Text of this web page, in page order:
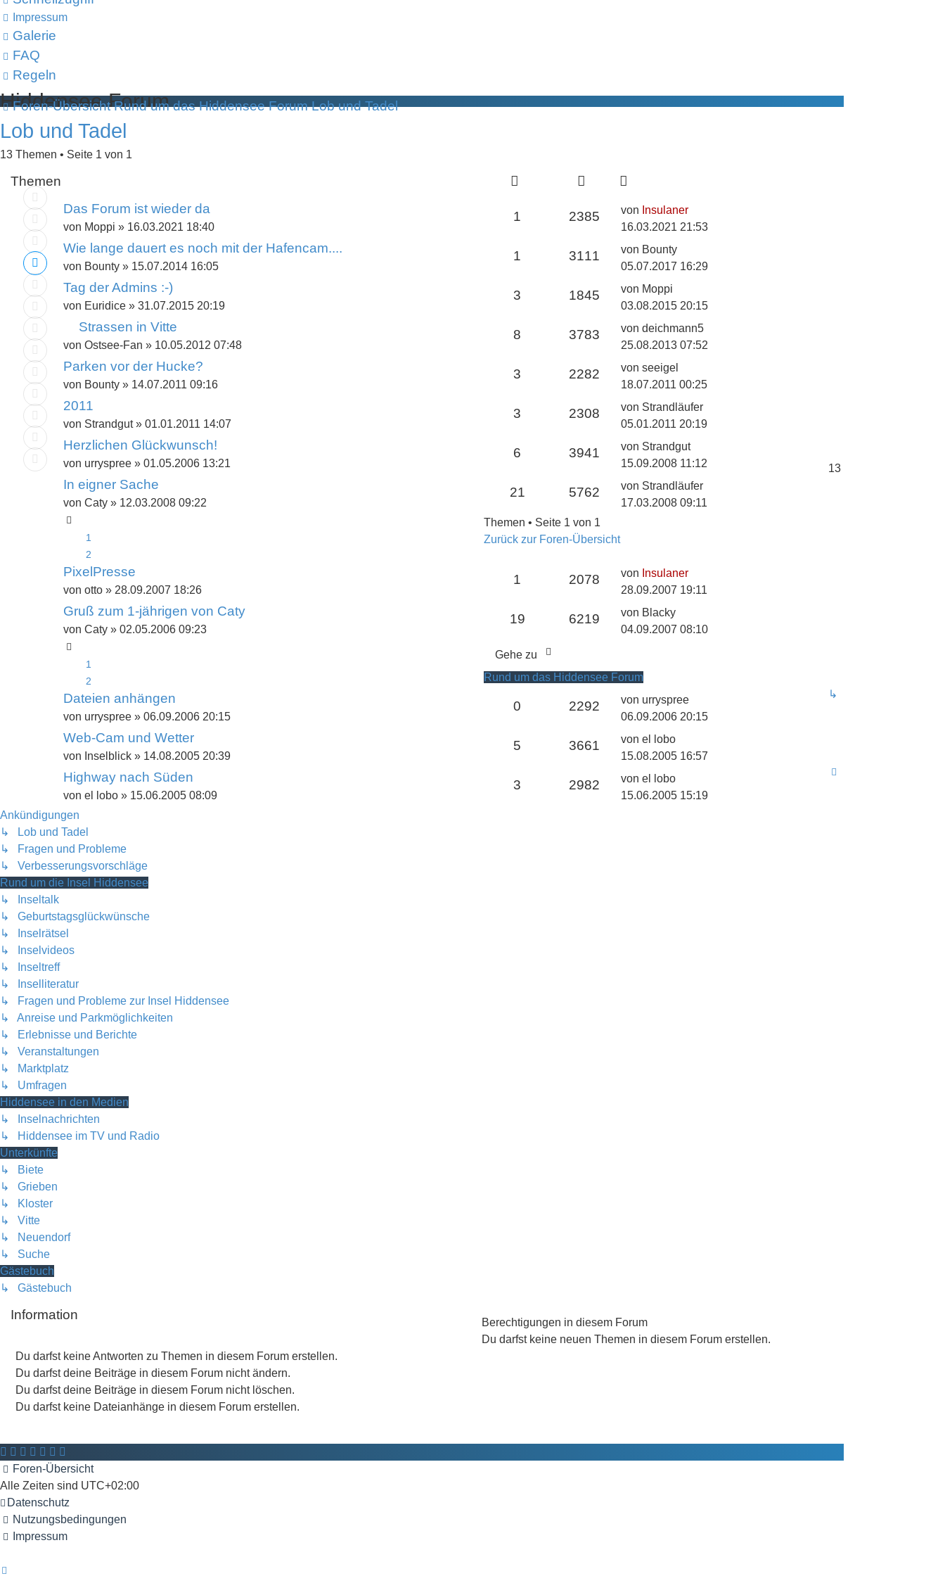
Impressum
Galerie
FAQ
Regeln
Hiddensee Forum
Die Online-Community für Inselliebhaber
Foren-Übersicht Rund um das Hiddensee Forum Lob und Tadel
Lob und Tadel
13 Themen • Seite 1 von 1
Themen
Das Forum ist wieder da
von Moppi » 16.03.2021 18:40
1 2385 von Insulaner
16.03.2021 21:53
Wie lange dauert es noch mit der Hafencam....
von Bounty » 15.07.2014 16:05
1 3111 von Bounty
05.07.2017 16:29
Tag der Admins :-)
von Euridice » 31.07.2015 20:19
3 1845 von Moppi
03.08.2015 20:15
Strassen in Vitte
von Ostsee-Fan » 10.05.2012 07:48
8 3783 von deichmann5
25.08.2013 07:52
Parken vor der Hucke?
von Bounty » 14.07.2011 09:16
3 2282 von seeigel
18.07.2011 00:25
2011
von Strandgut » 01.01.2011 14:07
3 2308 von Strandläufer
05.01.2011 20:19
Herzlichen Glückwunsch!
von urryspree » 01.05.2006 13:21
6 3941 von Strandgut
15.09.2008 11:12
In eigner Sache
von Caty » 12.03.2008 09:22
1
2
21 5762 von Strandläufer
17.03.2008 09:11
PixelPresse
von otto » 28.09.2007 18:26
1 2078 von Insulaner
28.09.2007 19:11
Gruß zum 1-jährigen von Caty
von Caty » 02.05.2006 09:23
1
2
19 6219 von Blacky
04.09.2007 08:10
Dateien anhängen
von urryspree » 06.09.2006 20:15
0 2292 von urryspree
06.09.2006 20:15
Web-Cam und Wetter
von Inselblick » 14.08.2005 20:39
5 3661 von el lobo
15.08.2005 16:57
Highway nach Süden
von el lobo » 15.06.2005 08:09
3 2982 von el lobo
15.06.2005 15:19
13
Themen • Seite 1 von 1
Zurück zur Foren-Übersicht
Gehe zu
Rund um das Hiddensee Forum
↳
Ankündigungen
↳ Lob und Tadel
↳ Fragen und Probleme
↳ Verbesserungsvorschläge
Rund um die Insel Hiddensee
↳ Inseltalk
↳ Geburtstagsglückwünsche
↳ Inselrätsel
↳ Inselvideos
↳ Inseltreff
↳ Inselliteratur
↳ Fragen und Probleme zur Insel Hiddensee
↳ Anreise und Parkmöglichkeiten
↳ Erlebnisse und Berichte
↳ Veranstaltungen
↳ Marktplatz
↳ Umfragen
Hiddensee in den Medien
↳ Inselnachrichten
↳ Hiddensee im TV und Radio
Unterkünfte
↳ Biete
↳ Grieben
↳ Kloster
↳ Vitte
↳ Neuendorf
↳ Suche
Gästebuch
↳ Gästebuch
Information
Berechtigungen in diesem Forum
Du darfst keine neuen Themen in diesem Forum erstellen.
Du darfst keineAntworten zu Themen in diesem Forum erstellen.
Du darfst deine Beiträge in diesem Forum nichtändern.
Du darfst deine Beiträge in diesem Forum nichtlöschen.
Du darfst keine Dateianhänge in diesem Forum erstellen.
Foren-Übersicht
Alle Zeiten sind UTC+02:00
Datenschutz
Nutzungsbedingungen
Impressum